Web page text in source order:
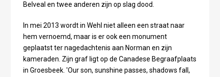
Belveal en twee anderen zijn op slag dood.
In mei 2013 wordt in Wehl niet alleen een straat naar
hem vernoemd, maar is er ook een monument
geplaatst ter nagedachtenis aan Norman en zijn
kameraden. Zijn graf ligt op de Canadese Begraafplaats
in Groesbeek. 'Our son, sunshine passes, shadows fall,